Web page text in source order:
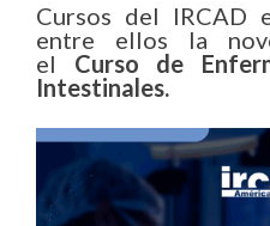
Cursos del IRCAD
entre ellos la
el Curso de
Intestinales.